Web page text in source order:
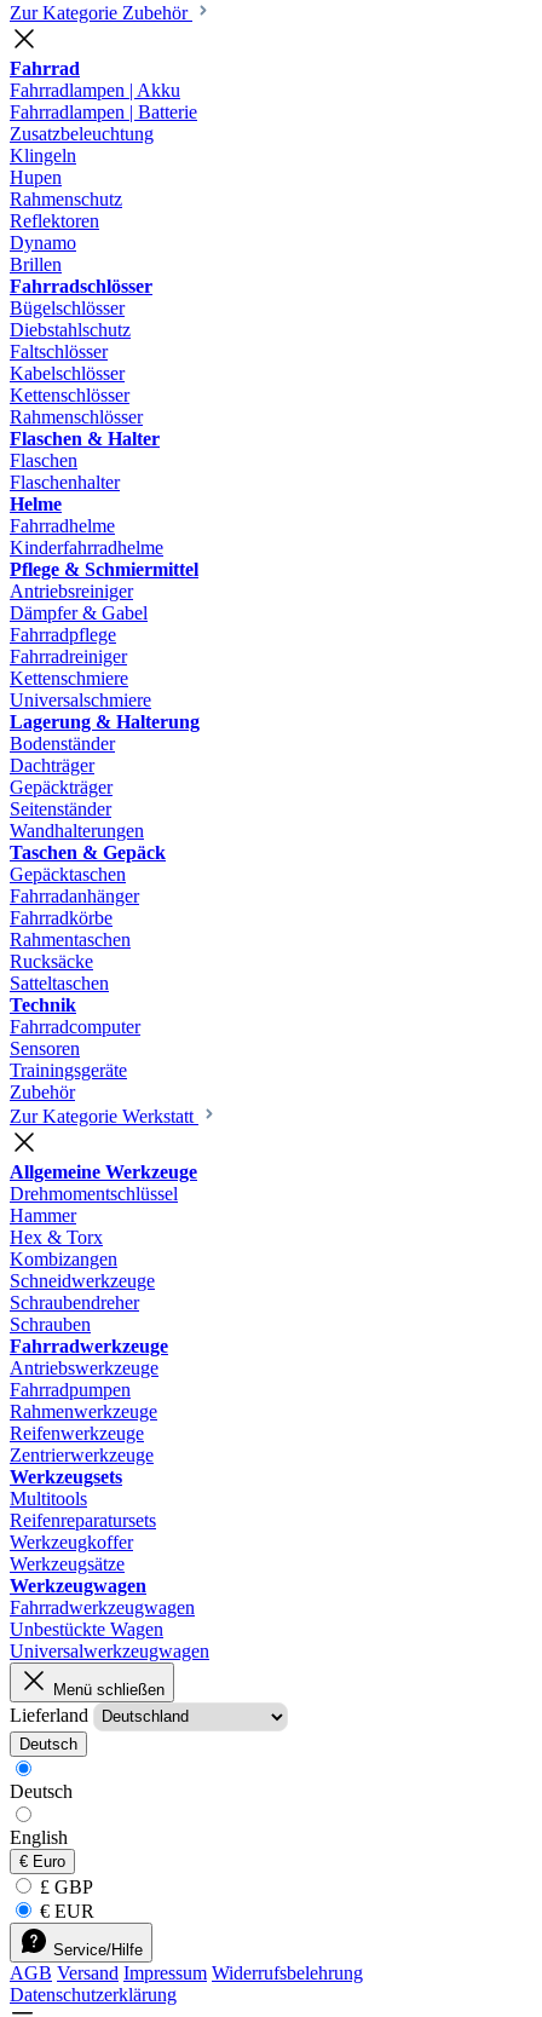
Zur Kategorie Zubehör
Fahrrad
Fahrradlampen | Akku
Fahrradlampen | Batterie
Zusatzbeleuchtung
Klingeln
Hupen
Rahmenschutz
Reflektoren
Dynamo
Brillen
Fahrradschlösser
Bügelschlösser
Diebstahlschutz
Faltschlösser
Kabelschlösser
Kettenschlösser
Rahmenschlösser
Flaschen & Halter
Flaschen
Flaschenhalter
Helme
Fahrradhelme
Kinderfahrradhelme
Pflege & Schmiermittel
Antriebsreiniger
Dämpfer & Gabel
Fahrradpflege
Fahrradreiniger
Kettenschmiere
Universalschmiere
Lagerung & Halterung
Bodenständer
Dachträger
Gepäckträger
Seitenständer
Wandhalterungen
Taschen & Gepäck
Gepäcktaschen
Fahrradanhänger
Fahrradkörbe
Rahmentaschen
Rucksäcke
Satteltaschen
Technik
Fahrradcomputer
Sensoren
Trainingsgeräte
Zubehör
Zur Kategorie Werkstatt
Allgemeine Werkzeuge
Drehmomentschlüssel
Hammer
Hex & Torx
Kombizangen
Schneidwerkzeuge
Schraubendreher
Schrauben
Fahrradwerkzeuge
Antriebswerkzeuge
Fahrradpumpen
Rahmenwerkzeuge
Reifenwerkzeuge
Zentrierwerkzeuge
Werkzeugsets
Multitools
Reifenreparatursets
Werkzeugkoffer
Werkzeugsätze
Werkzeugwagen
Fahrradwerkzeugwagen
Unbestückte Wagen
Universalwerkzeugwagen
Menü schließen
Lieferland
Deutsch
Deutsch
English
€ Euro
£ GBP
€ EUR
Service/Hilfe
AGB Versand Impressum Widerrufsbelehrung
Datenschutzerklärung